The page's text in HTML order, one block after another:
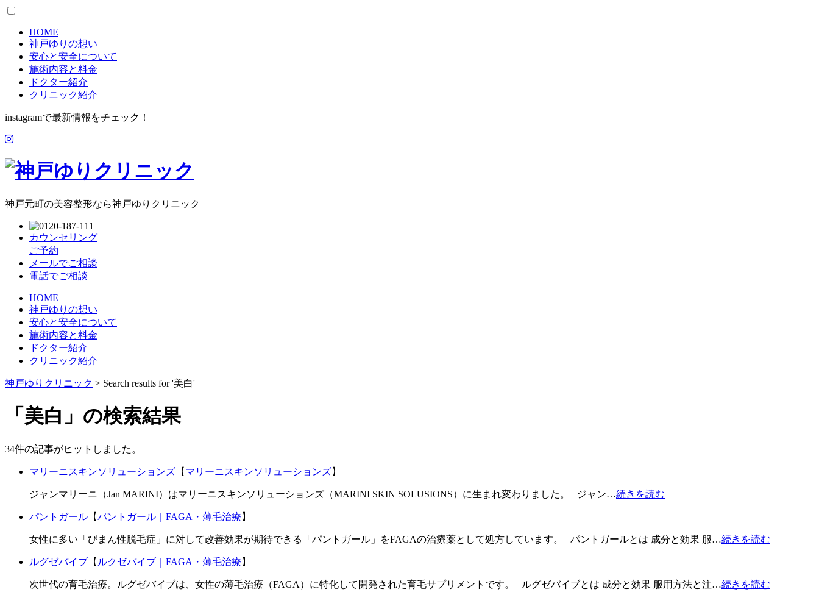
HOME
神戸ゆりの想い
安心と安全について
施術内容と料金
ドクター紹介
クリニック紹介
instagramで最新情報をチェック！
神戸元町の美容整形なら神戸ゆりクリニック
カウンセリング
ご予約
メールでご相談
電話でご相談
HOME
神戸ゆりの想い
安心と安全について
施術内容と料金
ドクター紹介
クリニック紹介
神戸ゆりクリニック > Search results for '美白'
「 美白 」の検索結果
34件の記事がヒットしました。
マリーニスキンソリューションズ 【 マリーニスキンソリューションズ】
ジャンマリーニ（Jan MARINI）はマリーニスキンソリューションズ（MARINI SKIN SOLUSIONS）に生まれ変わりました。 ジャン…続きを読む
パントガール 【パントガール｜FAGA・薄毛治療 】
女性に多い「びまん性脱毛症」に対して改善効果が期待できる「パントガール」をFAGAの治療薬として処方しています。 パントガールとは 成分と効果 服…続きを読む
ルグゼバイブ 【 ルクゼバイブ｜FAGA・薄毛治療 】
次世代の育毛治療。ルグゼバイブは、女性の薄毛治療（FAGA）に特化して開発された育毛サプリメントです。 ルグゼバイブとは 成分と効果 服用方法と注…続きを読む